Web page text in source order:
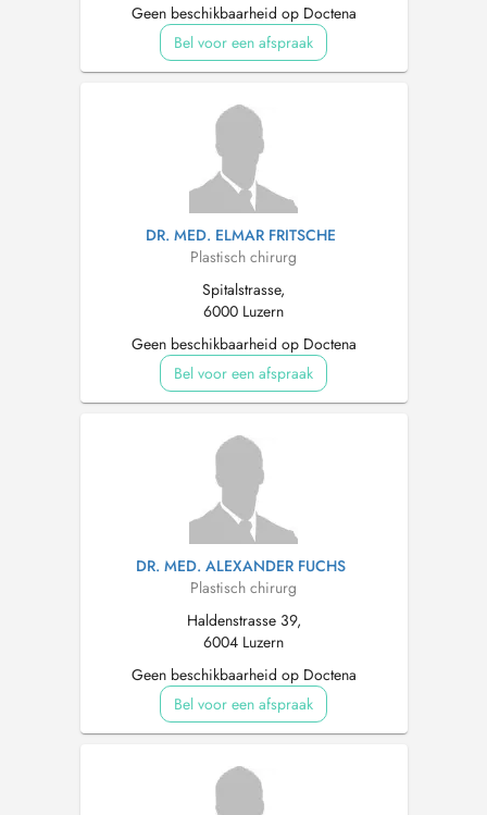
Geen beschikbaarheid op Doctena
Bel voor een afspraak
DR. MED. ELMAR FRITSCHE
Plastisch chirurg
Spitalstrasse,
6000 Luzern
Geen beschikbaarheid op Doctena
Bel voor een afspraak
DR. MED. ALEXANDER FUCHS
Plastisch chirurg
Haldenstrasse 39,
6004 Luzern
Geen beschikbaarheid op Doctena
Bel voor een afspraak